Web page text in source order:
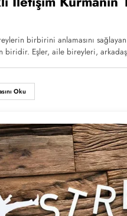
birbirini anlamasını
biridir. Eşler, aile bireyleri,
Oku